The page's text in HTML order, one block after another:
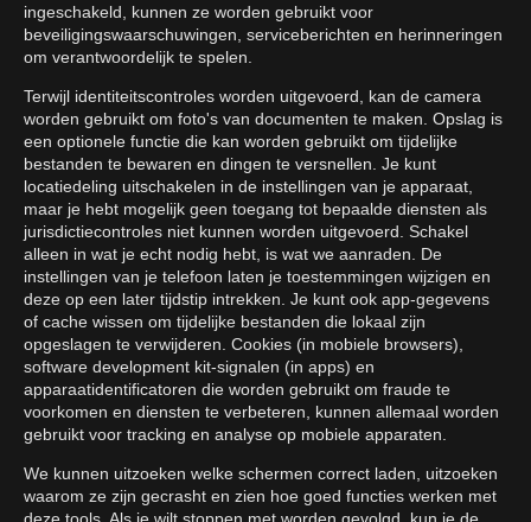
ingeschakeld, kunnen ze worden gebruikt voor
beveiligingswaarschuwingen, serviceberichten en herinneringen
om verantwoordelijk te spelen.
Terwijl identiteitscontroles worden uitgevoerd, kan de camera
worden gebruikt om foto's van documenten te maken. Opslag is
een optionele functie die kan worden gebruikt om tijdelijke
bestanden te bewaren en dingen te versnellen. Je kunt
locatiedeling uitschakelen in de instellingen van je apparaat,
maar je hebt mogelijk geen toegang tot bepaalde diensten als
jurisdictiecontroles niet kunnen worden uitgevoerd. Schakel
alleen in wat je echt nodig hebt, is wat we aanraden. De
instellingen van je telefoon laten je toestemmingen wijzigen en
deze op een later tijdstip intrekken. Je kunt ook app-gegevens
of cache wissen om tijdelijke bestanden die lokaal zijn
opgeslagen te verwijderen. Cookies (in mobiele browsers),
software development kit-signalen (in apps) en
apparaatidentificatoren die worden gebruikt om fraude te
voorkomen en diensten te verbeteren, kunnen allemaal worden
gebruikt voor tracking en analyse op mobiele apparaten.
We kunnen uitzoeken welke schermen correct laden, uitzoeken
waarom ze zijn gecrasht en zien hoe goed functies werken met